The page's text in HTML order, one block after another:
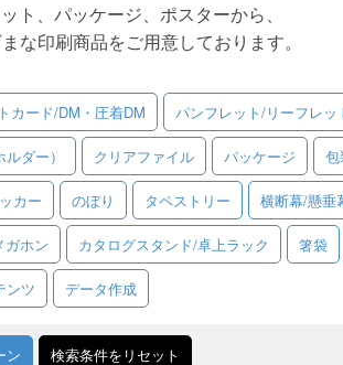
ト、パッケージ、ポスターから、
な印刷商品をご用意しております。
カード/DM・圧着DM パンフレット/リーフレッ
ダー） クリアファイル パッケージ
カー のぼり タペストリー 横断幕/懸垂
ガホン カタログスタンド/卓上ラック 箸袋
ンツ データ作成
ン 検索条件をリセット